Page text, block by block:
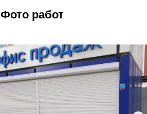
Фото работ